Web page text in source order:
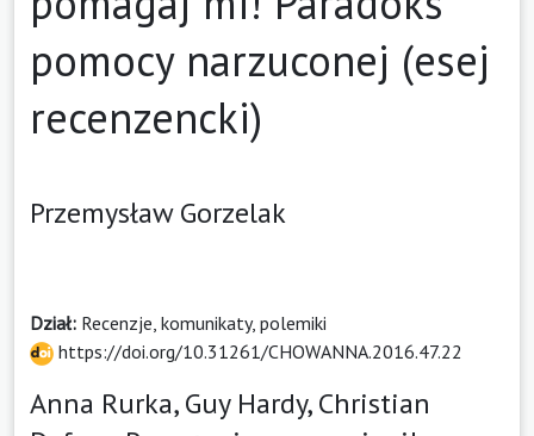
pomocy narzuconej (esej
recenzencki)
Przemysław Gorzelak
Dział: Recenzje, komunikaty, polemiki
https://doi.org/10.31261/CHOWANNA.2016.47.22
Anna Rurka, Guy Hardy, Christian